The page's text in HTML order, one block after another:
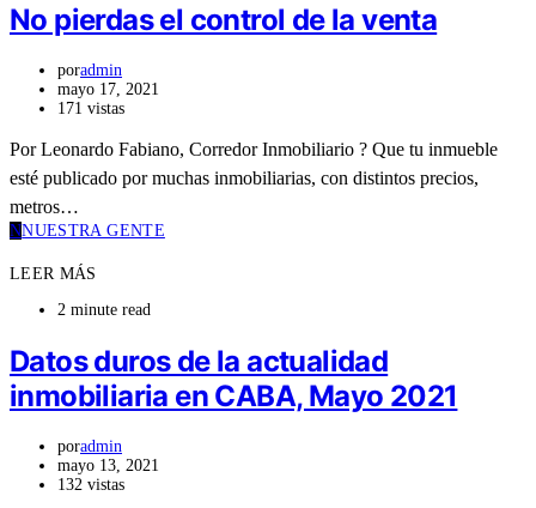
No pierdas el control de la venta
poradmin
mayo 17, 2021
171 vistas
Por Leonardo Fabiano, Corredor Inmobiliario ? Que tu inmueble
esté publicado por muchas inmobiliarias, con distintos precios,
metros…
NNUESTRA GENTE
LEER MÁS
2 minute read
Datos duros de la actualidad
inmobiliaria en CABA, Mayo 2021
poradmin
mayo 13, 2021
132 vistas